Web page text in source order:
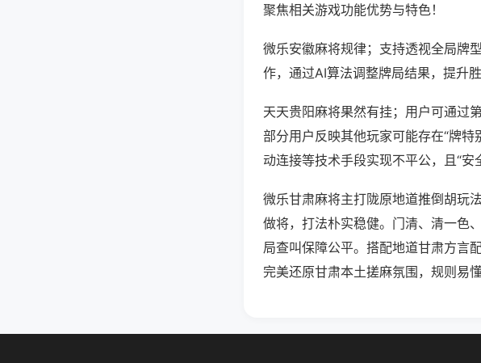
聚焦相关游戏功能优势与特色！
微乐安徽麻将规律；支持透视全局牌
作，通过AI算法调整牌局结果，提升胜
天天贵阳麻将果然有挂；用户可通过
部分用户反映其他玩家可能存在“牌特
动连接等技术手段实现不平公，且“安
微乐甘肃麻将主打陇原地道推倒胡玩
做将，打法朴实稳健。门清、清一色
局查叫保障公平。搭配地道甘肃方言
完美还原甘肃本土搓麻氛围，规则易